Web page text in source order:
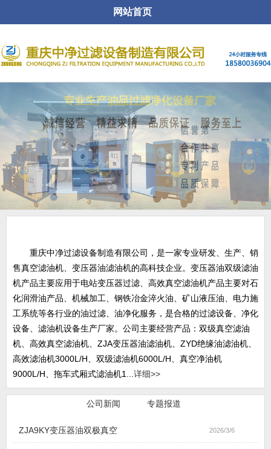
网站首页
重庆中净过滤设备制造有限公司，是一家专业研发、生产、销
售真空滤油机、变压器油滤油机的高科技企业。变压器油双级滤油
机产品主要应用于电站变压器过滤、高效真空滤油机产品主要对石
化润滑油产品、机械加工、钢铁冶金淬火油、矿山液压油、电力施
工系统等各行业的油过滤、油净化服务，是合格的过滤设备、净化
设备、滤油机设备生产厂家。公司主要经营产品：双级真空滤油
机、高效真空滤油机、ZJA变压器油滤油机、ZYD绝缘油滤油机、
高效滤油机3000L/H、双级滤油机6000L/H、真空净油机
9000L/H、拖车式厢式滤油机1... 详细>>
公司新闻 专题报道
ZJA9KY变压器油双极真空 2026/3/6